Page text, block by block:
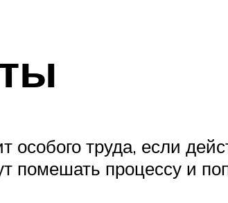
особого труда, если
помешать процессу и